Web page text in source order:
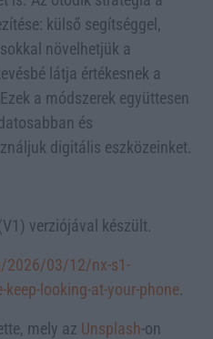
külső segítséggel,
növelhetjük a
látja értékesnek a
a módszerek együttesen
és
digitális eszközeinket.
verziójával készült.
2026/03/12/nx-s1-
looking-at-your-phone.
mely az Unsplash-on